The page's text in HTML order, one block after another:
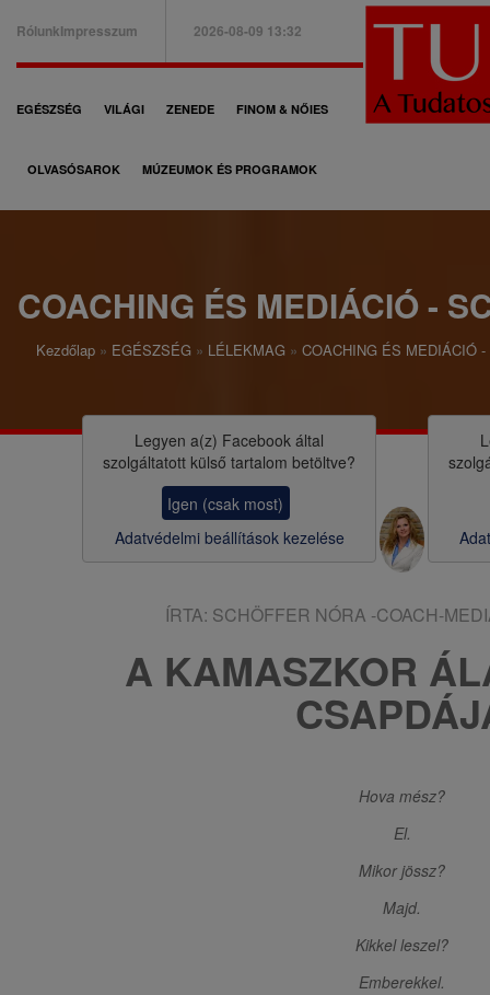
B
a
e
ő
m
n
RólunkImpresszum 2026-08-09 13:32
F
ő
i
i
EGÉSZSÉG VILÁGI ZENEDE FINOM & NŐIES
OLVASÓSAROK MÚZEUMOK ÉS PROGRAMOK
COACHING ÉS MEDIÁCIÓ -
o
Kezdőlap EGÉSZSÉG LÉLEKMAG COACHING ÉS MEDIÁCIÓ
Legyen a(z) Facebook által
szolgáltatott külső tartalom betöltve?
Igen (csak most)
Adatvédelmi beállítások kezelése
ÍRTA: SCHÖFFER NÓRA -COACH-
A KAMASZKOR
Hova mész?
El.
Mikor jössz?
Majd.
Kikkel leszel?
Emberekkel.